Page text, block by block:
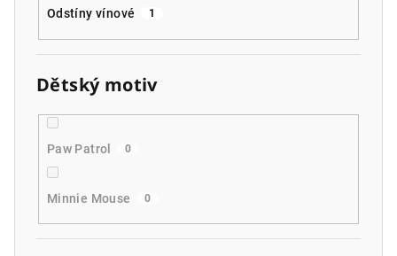
Odstíny vínové 1
Dětský motiv
Paw Patrol 0
Minnie Mouse 0